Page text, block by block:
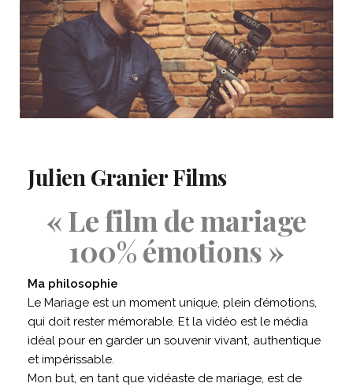
Julien Granier Films
« Le film de mariage
100% émotions »
Ma philosophie
Le Mariage est un moment unique, plein d’émotions,
qui doit rester mémorable. Et la vidéo est le média
idéal pour en garder un souvenir vivant, authentique
et impérissable.
Mon but, en tant que vidéaste de mariage, est de